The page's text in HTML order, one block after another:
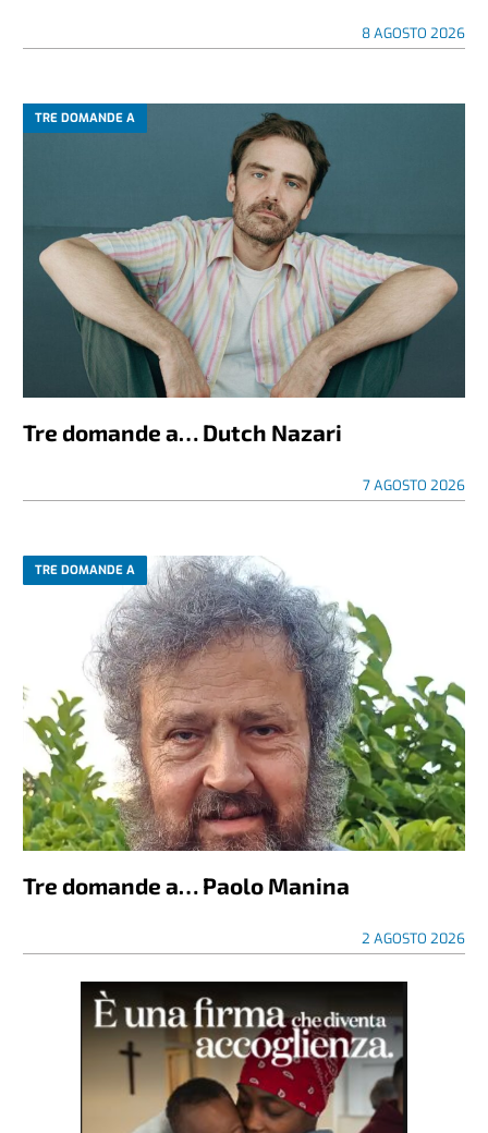
8 AGOSTO 2026
TRE DOMANDE A
Tre domande a… Dutch Nazari
7 AGOSTO 2026
TRE DOMANDE A
Tre domande a… Paolo Manina
2 AGOSTO 2026